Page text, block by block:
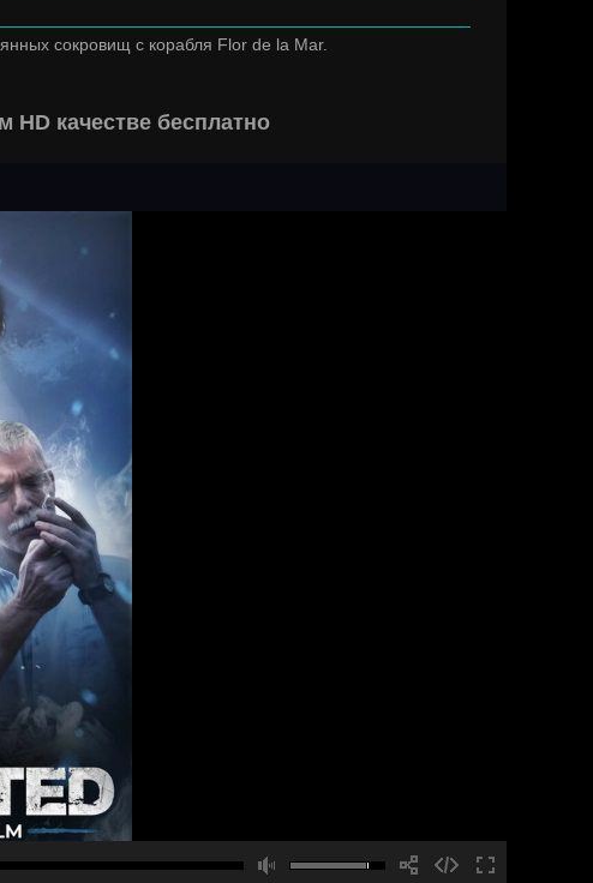
сокровищ с корабля Flor de la Mar.
качестве бесплатно